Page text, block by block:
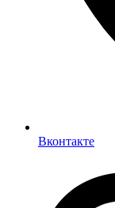
Вконтакте